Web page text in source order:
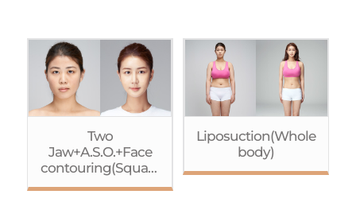
jaw
Reduction+Geniopl
asty)+Eye
surgery(Non-
incision+Ptosis
correction)+Rhinop
lasty+Fat
graft(Forehead)
Two
Jaw+A.S.O.+Face
contouring(Square
jaw
Liposuction(Whole
body)